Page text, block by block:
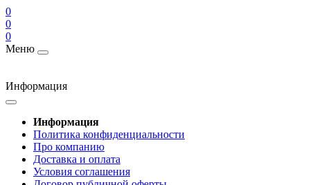
0
0
0
Меню
Информация
Информация
Политика конфиденциальности
Про компанию
Доставка и оплата
Условия соглашения